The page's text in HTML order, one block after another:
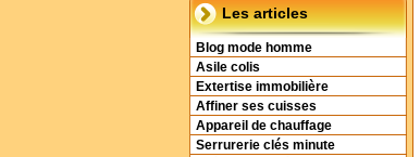
Les articles
Blog mode homme
Asile colis
Extertise immobilière
Affiner ses cuisses
Appareil de chauffage
Serrurerie clés minute